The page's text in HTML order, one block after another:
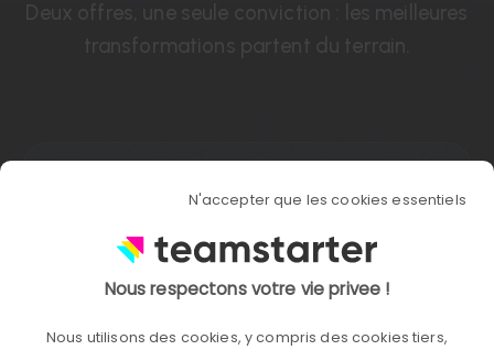
Deux offres, une seule conviction : les meilleures
transformations partent du terrain.
Bottom-up
Tout part des collaborateurs. Pas de la
N'accepter que les cookies essentiels
Nous respectons votre vie privee !
Nous utilisons des cookies, y compris des cookies tiers,